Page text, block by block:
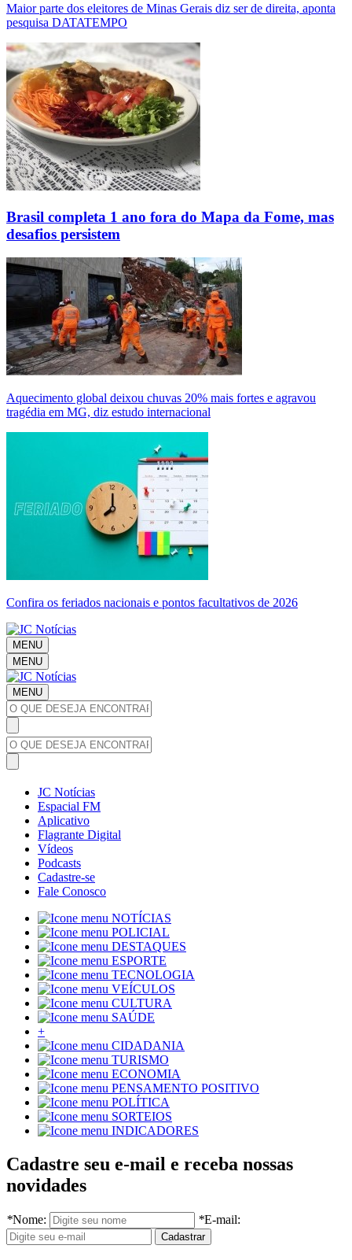
Maior parte dos eleitores de Minas Gerais diz ser de direita, aponta
pesquisa DATATEMPO
Brasil completa 1 ano fora do Mapa da Fome, mas
desafios persistem
Aquecimento global deixou chuvas 20% mais fortes e agravou
tragédia em MG, diz estudo internacional
Confira os feriados nacionais e pontos facultativos de 2026
MENU
MENU
MENU
JC Notícias
Espacial FM
Aplicativo
Flagrante Digital
Vídeos
Podcasts
Cadastre-se
Fale Conosco
NOTÍCIAS
POLICIAL
DESTAQUES
ESPORTE
TECNOLOGIA
VEÍCULOS
CULTURA
SAÚDE
+
CIDADANIA
TURISMO
ECONOMIA
PENSAMENTO POSITIVO
POLÍTICA
SORTEIOS
INDICADORES
Cadastre seu e-mail e receba nossas
novidades
*Nome: *E-mail: